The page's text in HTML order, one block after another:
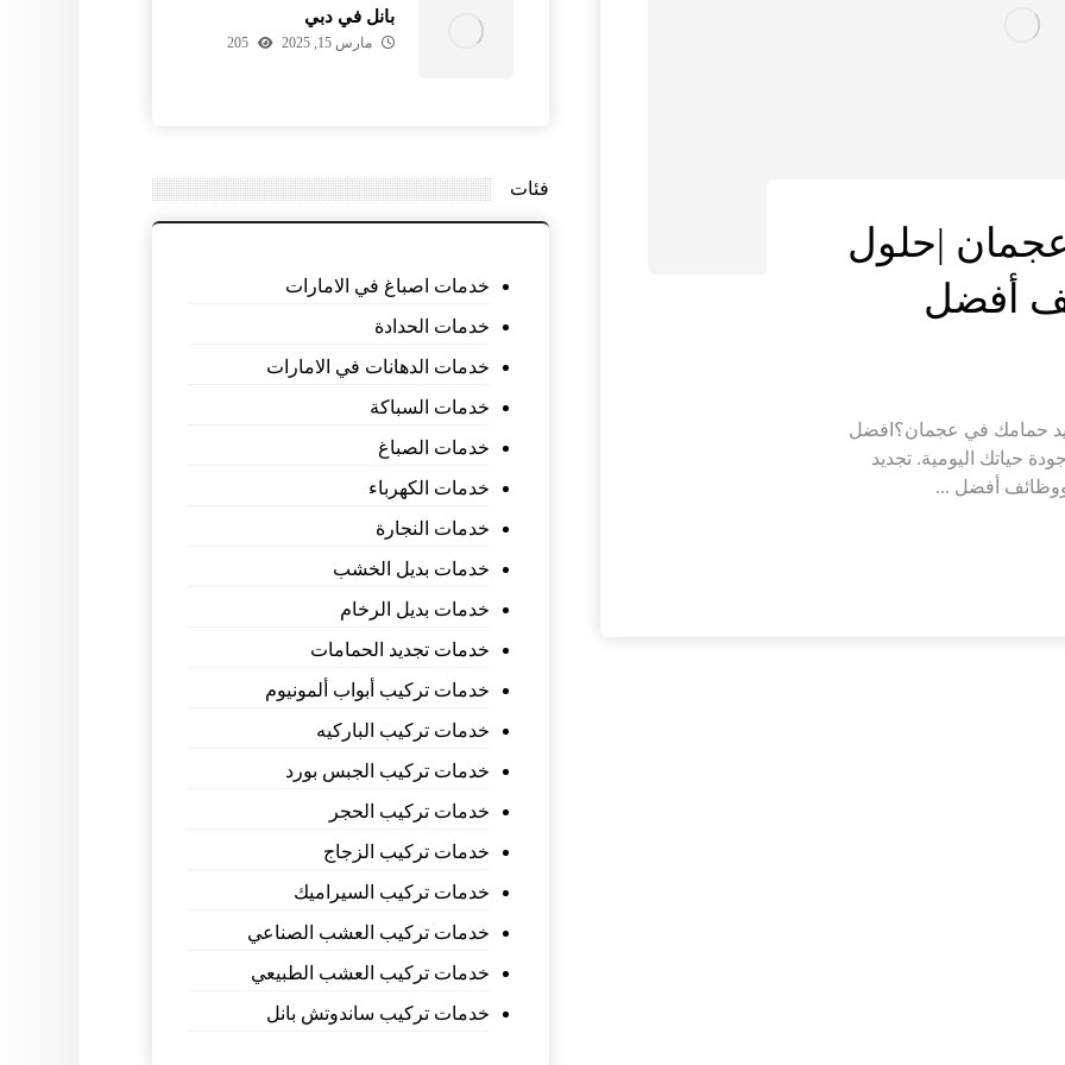
|حلول
أفضل
حمامك في عجمان؟افضل
حياتك اليومية. تجديد
أفضل ...
بانل في دبي
مارس 15, 2025 205
فئات
خدمات اصباغ في الامارات
خدمات الحدادة
خدمات الدهانات في الامارات
خدمات السباكة
خدمات الصباغ
خدمات الكهرباء
خدمات النجارة
خدمات بديل الخشب
خدمات بديل الرخام
خدمات تجديد الحمامات
خدمات تركيب أبواب ألمونيوم
خدمات تركيب الباركيه
خدمات تركيب الجبس بورد
خدمات تركيب الحجر
خدمات تركيب الزجاج
خدمات تركيب السيراميك
خدمات تركيب العشب الصناعي
خدمات تركيب العشب الطبيعي
خدمات تركيب ساندوتش بانل